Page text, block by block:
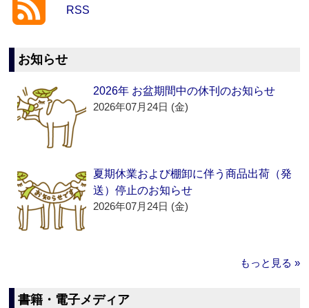
RSS
お知らせ
2026年 お盆期間中の休刊のお知らせ
2026年07月24日 (金)
夏期休業および棚卸に伴う商品出荷（発
送）停止のお知らせ
2026年07月24日 (金)
もっと見る »
書籍・電子メディア